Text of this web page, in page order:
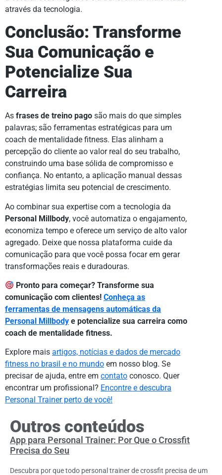
através da tecnologia.
Conclusão: Transforme
Sua Comunicação e
Potencialize Sua
Carreira
As frases de treino pago são mais do que simples
palavras; são ferramentas estratégicas para um
coach de mentalidade fitness. Elas alinham a
percepção do cliente ao valor real do seu trabalho,
construindo uma base sólida de compromisso e
confiança. No entanto, a aplicação manual dessas
estratégias limita seu potencial de crescimento.
Ao combinar sua expertise com a tecnologia da
Personal Millbody, você automatiza o engajamento,
economiza tempo e oferece um serviço de alto valor
agregado. Deixe que nossa plataforma cuide da
comunicação para que você possa focar em gerar
transformações reais e duradouras.
Pronto para começar? Transforme sua
comunicação com clientes! Conheça as
ferramentas de mensagens automáticas da
Personal Millbody e potencialize sua carreira como
coach de mentalidade fitness.
Explore mais artigos, notícias e dados de mercado
fitness no brasil e no mundo em nosso blog. Se
precisar de ajuda, entre em contato conosco. Quer
encontrar um profissional? Encontre e descubra
Personal Trainer perto de você!
Outros conteúdos
App para Personal Trainer: Por Que o Crossfit
Precisa do Seu
Descubra por que todo personal trainer de crossfit precisa de um